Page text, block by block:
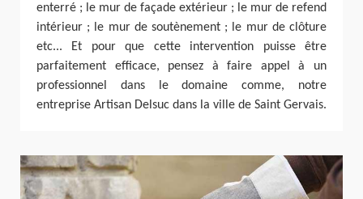
enterré ; le mur de façade extérieur ; le mur de refend
intérieur ; le mur de soutènement ; le mur de clôture
etc... Et pour que cette intervention puisse être
parfaitement efficace, pensez à faire appel à un
professionnel dans le domaine comme, notre
entreprise Artisan Delsuc dans la ville de Saint Gervais.